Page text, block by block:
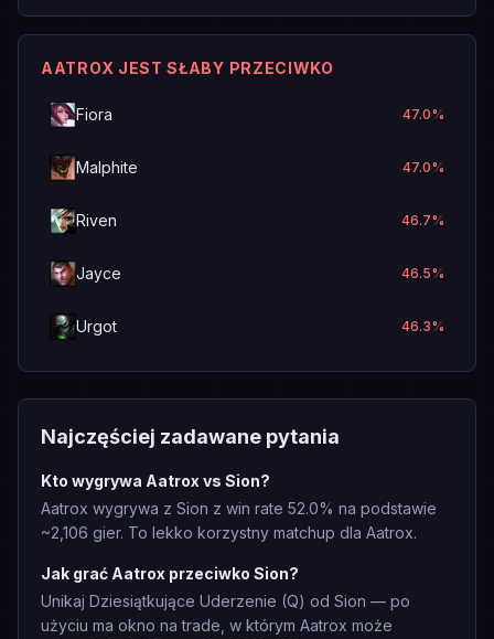
AATROX JEST SŁABY PRZECIWKO
Fiora 47.0%
Malphite 47.0%
Riven 46.7%
Jayce 46.5%
Urgot 46.3%
Najczęściej zadawane pytania
Kto wygrywa Aatrox vs Sion?
Aatrox wygrywa z Sion z win rate 52.0% na podstawie
~2,106 gier. To lekko korzystny matchup dla Aatrox.
Jak grać Aatrox przeciwko Sion?
Unikaj Dziesiątkujące Uderzenie (Q) od Sion — po
użyciu ma okno na trade, w którym Aatrox może